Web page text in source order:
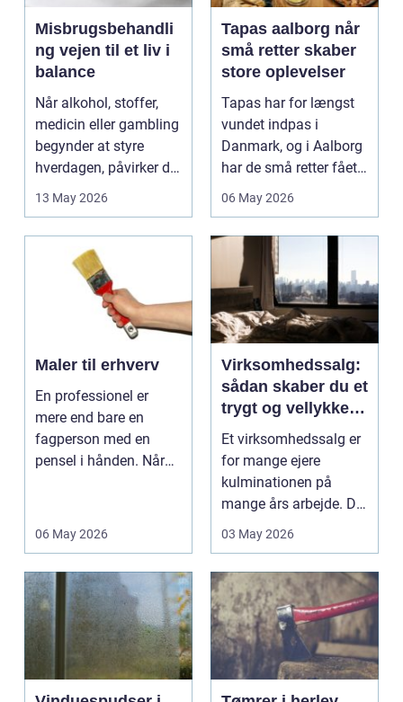
Misbrugsbehandli
ng vejen til et liv i
balance
Når alkohol, stoffer,
medicin eller gambling
begynder at styre
hverdagen, påvirker det
ikke kun pers...
13 May 2026
Tapas aalborg når
små retter skaber
store oplevelser
Tapas har for længst
vundet indpas i
Danmark, og i Aalborg
har de små retter fået
deres helt eget li...
06 May 2026
Maler til erhverv
En professionel er
mere end bare en
fagperson med en
pensel i hånden. Når
06 May 2026
Virksomhedssalg:
sådan skaber du et
trygt og vellykket
salg
Et virksomhedssalg er
for mange ejere
kulminationen på
mange års arbejde. Det
kan være en planlagt
03 May 2026